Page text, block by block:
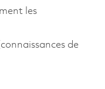
les
de